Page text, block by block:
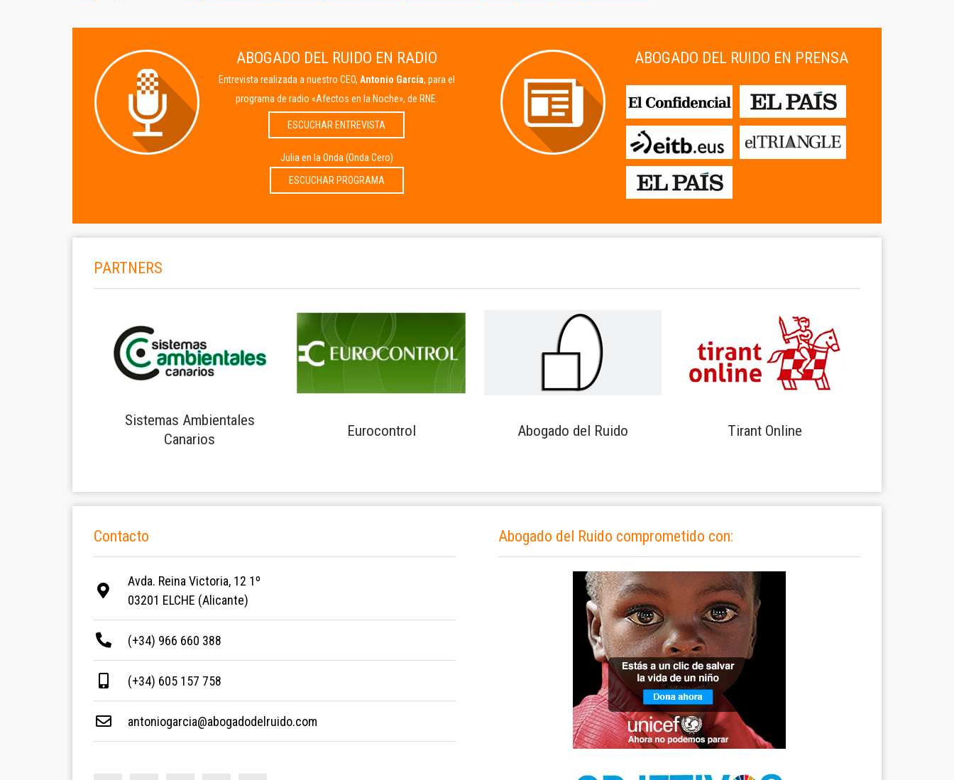
ABOGADO DEL RUIDO EN RADIO
Entrevista realizada a nuestro CEO, Antonio García, para el
programa de radio «Afectos en la Noche», de RNE.
ESCUCHAR ENTREVISTA
Julia en la Onda (Onda Cero)
ESCUCHAR PROGRAMA
ABOGADO DEL RUIDO EN PRENSA
PARTNERS
Sistemas Ambientales
Canarios
Eurocontrol Abogado del Ruido Tirant Online
Contacto
Avda. Reina Victoria, 12 1º
03201 ELCHE (Alicante)
(+34) 966 660 388
(+34) 605 157 758
antoniogarcia@abogadodelruido.com
Abogado del Ruido comprometido con: